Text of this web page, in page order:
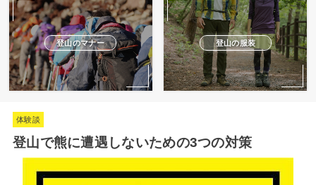
登山のマナー 登山の服装
体験談
登山で熊に遭遇しないための3つの対策